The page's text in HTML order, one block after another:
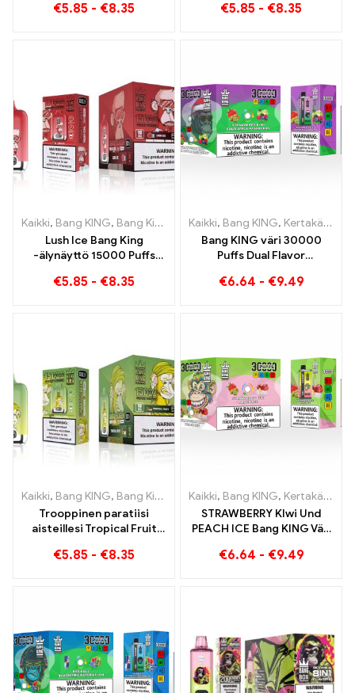
sukupolven
€5.85 - €8.35
Yleiskatsaus
€5.85 - €8.35
Kaikki, Bang KING, Bang King Smart Screen 15000 Pullistaa ,
Lush Ice Bang King
-älynäyttö 15000 Puffs
sekoitus vesimelonia ja
€5.85 - €8.35
Kaikki, Bang KING, Kertakäyttöiset sähkösavukkeet Liettua
Bang KING väri 30000
Puffs Dual Flavor
mansikkakiivin ja
€6.64 - €9.49
Kaikki, Bang KING, Bang King Smart Screen 15000 Pullistaa ,
Trooppinen paratiisi
aisteillesi Tropical Fruit
näytöllä 15000 Pullistaa
€5.85 - €8.35
Kaikki, Bang KING, Kertakäyttöiset sähkösavukkeet Liettua
STRAWBERRY KIwi Und
PEACH ICE Bang KING Väri
Kertakäyttöinen E-savuke
€6.64 - €9.49